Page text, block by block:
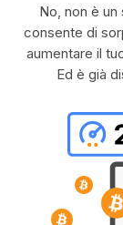
No, non è
consente di
aumentare il
Ed è già